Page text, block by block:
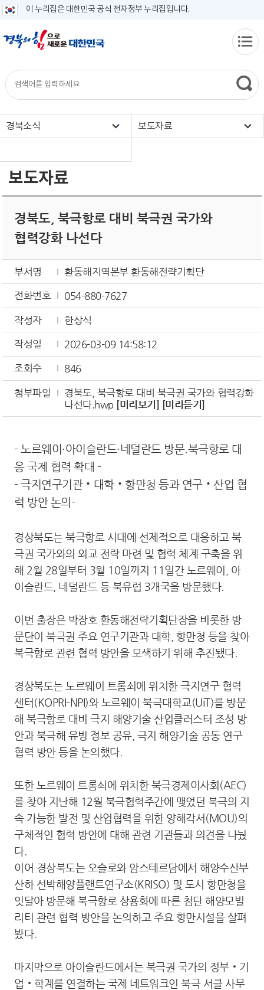
이 누리집은 대한민국 공식 전자정부 누리집입니다.
경북소식 보도자료
보도자료
경북도, 북극항로 대비 북극권 국가와
협력강화 나선다
부서명
환동해지역본부 환동해전략기획단
전화번호
054-880-7627
작성자
한상식
작성일
2026-03-09 14:58:12
조회수
846
첨부파일
경북도, 북극항로 대비 북극권 국가와 협력강화
나선다.hwp [미리보기] [미리듣기]
- 노르웨이·아이슬란드·네덜란드 방문.북극항로 대
응 국제 협력 확대 -
- 극지연구기관‧대학‧항만청 등과 연구‧산업 협
력 방안 논의-
경상북도는 북극항로 시대에 선제적으로 대응하고 북
극권 국가와의 외교 전략 마련 및 협력 체계 구축을 위
해 2월 28일부터 3월 10일까지 11일간 노르웨이, 아
이슬란드, 네덜란드 등 북유럽 3개국을 방문했다.
이번 출장은 박장호 환동해전략기획단장을 비롯한 방
문단이 북극권 주요 연구기관과 대학, 항만청 등을 찾아
북극항로 관련 협력 방안을 모색하기 위해 추진됐다.
경상북도는 노르웨이 트롬쇠에 위치한 극지연구 협력
센터(KOPRI-NPI)와 노르웨이 북극대학교(UiT)를 방문
해 북극항로 대비 극지 해양기술 산업클러스터 조성 방
안과 북극해 유빙 정보 공유, 극지 해양기술 공동 연구
협력 방안 등을 논의했다.
또한 노르웨이 트롬쇠에 위치한 북극경제이사회(AEC)
를 찾아 지난해 12월 북극협력주간에 맺었던 북극의 지
속 가능한 발전 및 산업협력을 위한 양해각서(MOU)의
구체적인 협력 방안에 대해 관련 기관들과 의견을 나눴
다.
이어 경상북도는 오슬로와 암스테르담에서 해양수산부
산하 선박해양플랜트연구소(KRISO) 및 도시 항만청을
잇달아 방문해 북극항로 상용화에 따른 첨단 해양모빌
리티 관련 협력 방안을 논의하고 주요 항만시설을 살펴
봤다.
마지막으로 아이슬란드에서는 북극권 국가의 정부‧기
업‧학계를 연결하는 국제 네트워크인 북극 서클 사무